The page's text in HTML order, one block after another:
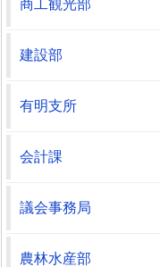
商工観光部
建設部
有明支所
会計課
議会事務局
農林水産部